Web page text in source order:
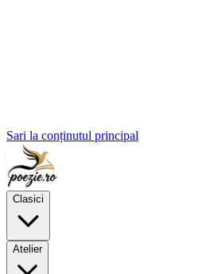
Sari la conținutul principal
Clasici
Atelier